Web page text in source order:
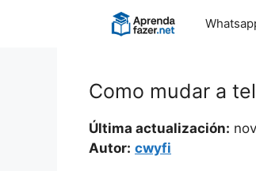
Como mudar a
Última actualización:
Autor: cwyfi